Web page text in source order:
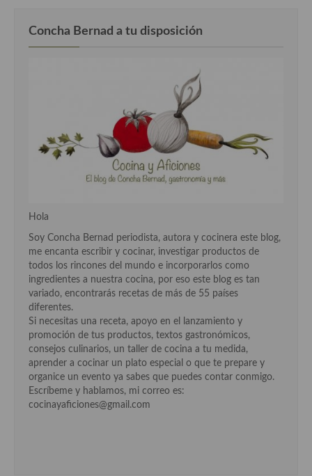
Concha Bernad a tu disposición
Hola
Soy Concha Bernad periodista, autora y cocinera este blog,
me encanta escribir y cocinar, investigar productos de
todos los rincones del mundo e incorporarlos como
ingredientes a nuestra cocina, por eso este blog es tan
variado, encontrarás recetas de más de 55 países
diferentes.
Si necesitas una receta, apoyo en el lanzamiento y
promoción de tus productos, textos gastronómicos,
consejos culinarios, un taller de cocina a tu medida,
aprender a cocinar un plato especial o que te prepare y
organice un evento ya sabes que puedes contar conmigo.
Escríbeme y hablamos, mi correo es:
cocinayaficiones@gmail.com